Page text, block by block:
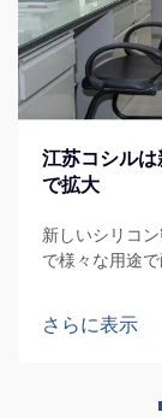
江苏コシル
で拡大
新しいシリコ
で様々な用途
さらに表示